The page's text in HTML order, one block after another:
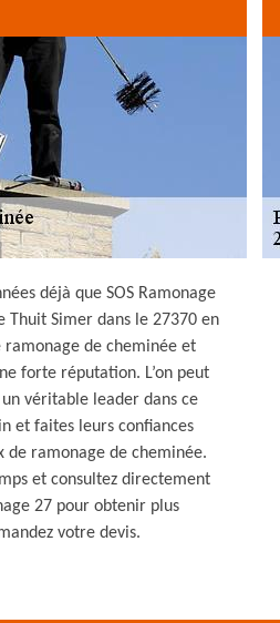
déjà que SOS Ramonage
Thuit Simer dans le 27370 en
ramonage de cheminée et
forte réputation. L’on peut
véritable leader dans ce
et faites leurs confiances
de ramonage de cheminée.
et consultez directement
27 pour obtenir plus
votre devis.